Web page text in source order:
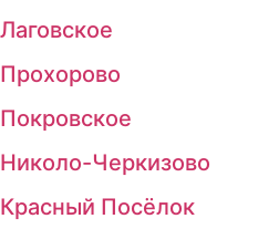
Лаговское
Прохорово
Покровское
Николо-Черкизово
Красный Посёлок